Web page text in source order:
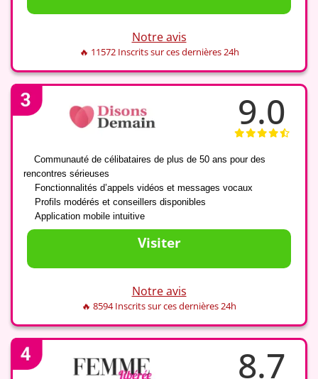
Notre avis
🔥 11572 Inscrits sur ces dernières 24h
9.0
Communauté de célibataires de plus de 50 ans pour des
rencontres sérieuses
Fonctionnalités d’appels vidéos et messages vocaux
Profils modérés et conseillers disponibles
Application mobile intuitive
Visiter
Notre avis
🔥 8594 Inscrits sur ces dernières 24h
8.7